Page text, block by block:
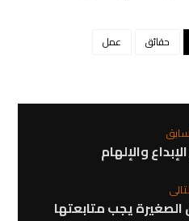
حقائق عمل
والإلهام